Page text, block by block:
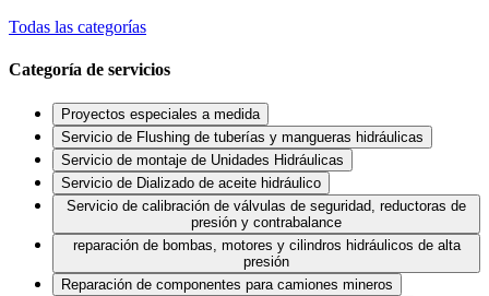
Todas las categorías
Categoría de servicios
Proyectos especiales a medida
Servicio de Flushing de tuberías y mangueras hidráulicas
Servicio de montaje de Unidades Hidráulicas
Servicio de Dializado de aceite hidráulico
Servicio de calibración de válvulas de seguridad, reductoras de
presión y contrabalance
reparación de bombas, motores y cilindros hidráulicos de alta
presión
Reparación de componentes para camiones mineros